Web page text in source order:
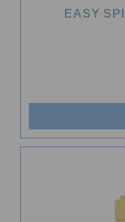
EASY